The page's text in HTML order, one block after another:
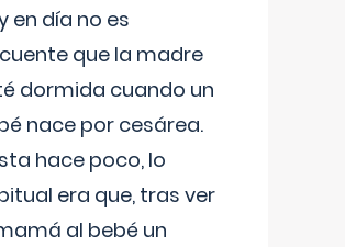
en día no es
que la madre
dormida cuando un
nace por cesárea.
hace poco, lo
era que, tras ver
al bebé un